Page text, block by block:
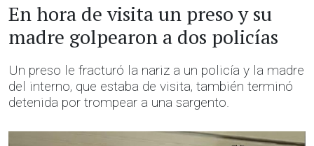
En hora de visita un preso y su
madre golpearon a dos policías
Un preso le fracturó la nariz a un policía y la madre
del interno, que estaba de visita, también terminó
detenida por trompear a una sargento.